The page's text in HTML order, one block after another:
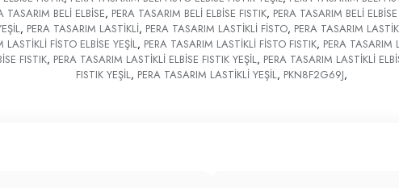
TASARIM BELİ ELBİSE, PERA TASARIM BELİ ELBİSE FISTIK, PERA TASARIM BELİ
, PERA TASARIM LASTİKLİ, PERA TASARIM LASTİKLİ FİSTO, PERA TASARIM
LASTİKLİ FİSTO ELBİSE YEŞİL, PERA TASARIM LASTİKLİ FİSTO FISTIK, PERA TASARIM
FISTIK, PERA TASARIM LASTİKLİ ELBİSE FISTIK YEŞİL, PERA TASARIM LASTİKLİ
FISTIK YEŞİL, PERA TASARIM LASTİKLİ YEŞİL, PKN8F2G69J,